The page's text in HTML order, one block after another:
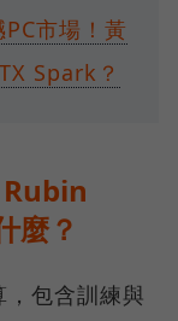
市場！黃
Spark？
麼？
包含訓練與